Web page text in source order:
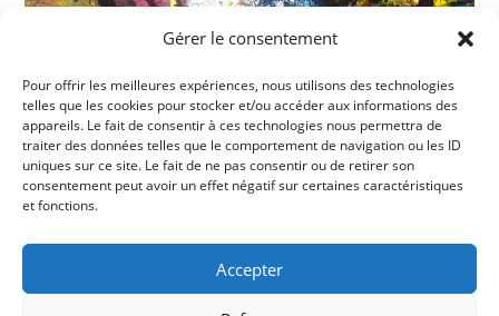
Gérer le consentement
Pour offrir les meilleures expériences, nous utilisons des technologies
telles que les cookies pour stocker et/ou accéder aux informations des
appareils. Le fait de consentir à ces technologies nous permettra de
traiter des données telles que le comportement de navigation ou les ID
uniques sur ce site. Le fait de ne pas consentir ou de retirer son
consentement peut avoir un effet négatif sur certaines caractéristiques
et fonctions.
Accepter